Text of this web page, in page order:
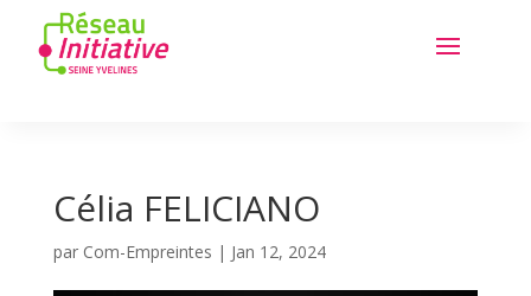
Célia FELICIANO
par Com-Empreintes | Jan 12, 2024